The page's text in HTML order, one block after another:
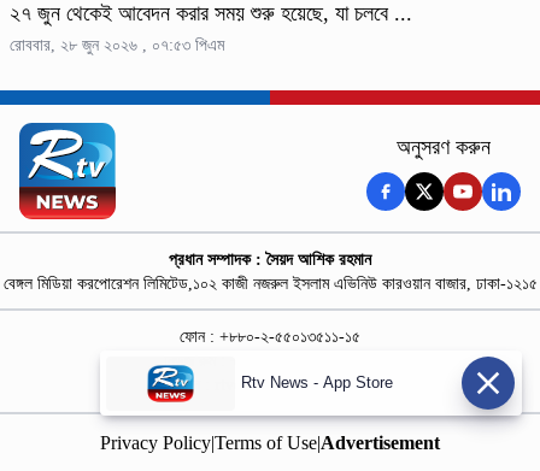
২৭ জুন থেকেই আবেদন করার সময় শুরু হয়েছে, যা চলবে ...
রোববার, ২৮ জুন ২০২৬ , ০৭:৫৩ পিএম
অনুসরণ করুন
প্রধান সম্পাদক : সৈয়দ আশিক রহমান
বেঙ্গল মিডিয়া করপোরেশন লিমিটেড,১০২ কাজী নজরুল ইসলাম এভিনিউ কারওয়ান বাজার, ঢাকা-১২১৫
ফোন : +৮৮০-২-৫৫০১৩৫১১-১৫
নিউজ রুম : +৮৮০-১৮৭৮১৮৪৩৬৯-৭০
বিজ্ঞাপন :
rtvdigitalad@gmail.com
Privacy Policy|Terms of Use|Advertisement
Rtv News - App Store